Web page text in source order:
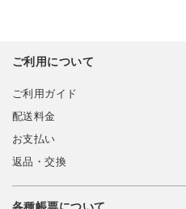
ご利用について
ご利用ガイド
配送料金
お支払い
返品・交換